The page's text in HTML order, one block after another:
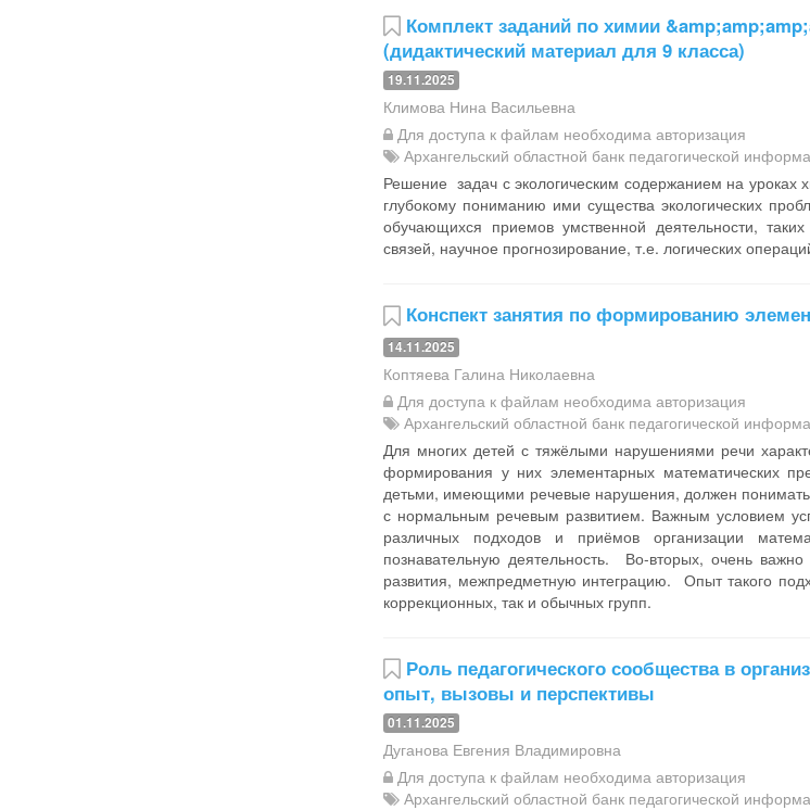
Комплект заданий по химии
(дидактический материал для 9 класса)
19.11.2025
Климова Нина Васильевна
Для доступа к файлам необходима авторизация
Архангельский областной банк педагогической
Решение задач с экологическим содержанием на уроках
глубокому пониманию ими существа экологических
обучающихся приемов умственной деятельности,
связей, научное прогнозирование, т.е. логических
Конспект занятия по формированию
14.11.2025
Коптяева Галина Николаевна
Для доступа к файлам необходима авторизация
Архангельский областной банк педагогической
Для многих детей с тяжёлыми нарушениями речи
формирования у них элементарных математических
детьми, имеющими речевые нарушения, должен
с нормальным речевым развитием. Важным условием
различных подходов и приёмов организации
познавательную деятельность. Во-вторых, очень
развития, межпредметную интеграцию. Опыт такого
коррекционных, так и обычных групп.
Роль педагогического сообщества в
опыт, вызовы и перспективы
01.11.2025
Дуганова Евгения Владимировна
Для доступа к файлам необходима авторизация
Архангельский областной банк педагогической